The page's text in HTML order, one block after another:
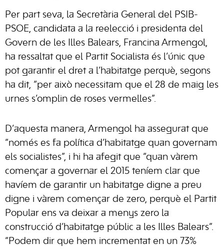
Per part seva, la Secretària General del PSIB-
PSOE, candidata a la reelecció i presidenta del
Govern de les Illes Balears, Francina Armengol,
ha ressaltat que el Partit Socialista és l’únic que
pot garantir el dret a l’habitatge perquè, segons
ha dit, “per això necessitam que el 28 de maig les
urnes s’omplin de roses vermelles”.
D’aquesta manera, Armengol ha assegurat que
“només es fa política d’habitatge quan governam
els socialistes”, i hi ha afegit que “quan vàrem
començar a governar el 2015 teníem clar que
havíem de garantir un habitatge digne a preu
digne i vàrem començar de zero, perquè el Partit
Popular ens va deixar a menys zero la
construcció d’habitatge públic a les Illes Balears”.
“Podem dir que hem incrementat en un 73%